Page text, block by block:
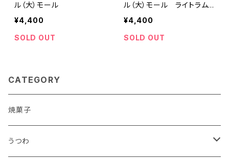
ル（大）モール
¥4,400
SOLD OUT
ル（大）モール ライトラム
ネ
¥4,400
SOLD OUT
CATEGORY
焼菓子
うつわ